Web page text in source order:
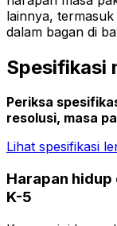
lainnya,
dalam bagan di
Spesifikasi
Periksa
resolusi, masa
Lihat spesifikasi
Harapan hidup
K-5